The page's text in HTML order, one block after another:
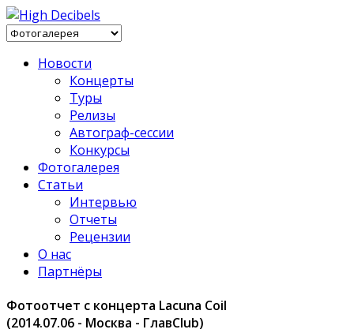
Новости
Концерты
Туры
Релизы
Автограф-сессии
Конкурсы
Фотогалерея
Статьи
Интервью
Отчеты
Рецензии
О нас
Партнёры
Фотоотчет с концерта Lacuna Coil
(2014.07.06 - Москва - ГлавClub)